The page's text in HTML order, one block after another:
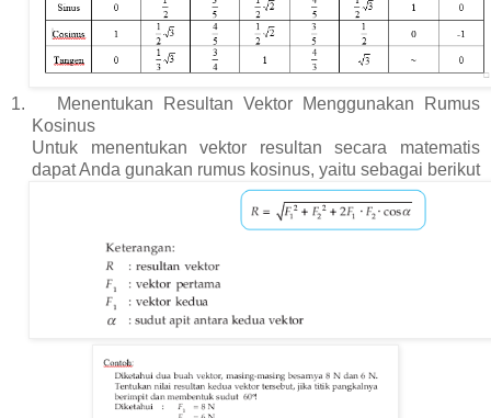
1.
Menentukan Resultan Vektor Menggunakan Rumus
Kosinus
Untuk menentukan vektor resultan secara matematis
dapat Anda gunakan rumus kosinus, yaitu sebagai berikut